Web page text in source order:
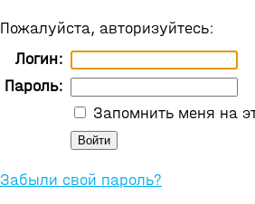
Пожалуйста, авторизуйтесь:
Логин:
Пароль:
Запомнить меня на
Забыли свой пароль?